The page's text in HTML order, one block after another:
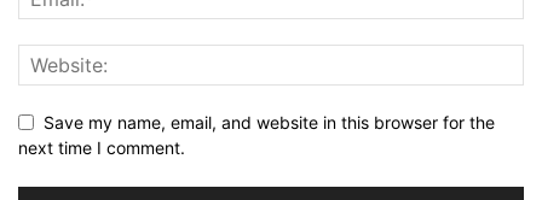
Save my name, email, and website in this browser for the
next time I comment.